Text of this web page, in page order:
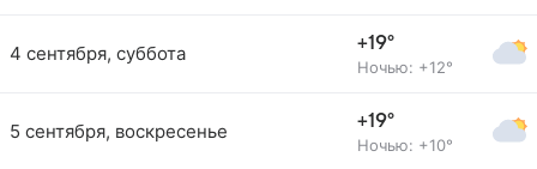
4 сентября, суббота +19°
Ночью: +12°
5 сентября, воскресенье +19°
Ночью: +10°